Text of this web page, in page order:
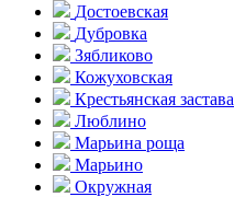
Достоевская
Дубровка
Зябликово
Кожуховская
Крестьянская застава
Люблино
Марьина роща
Марьино
Окружная